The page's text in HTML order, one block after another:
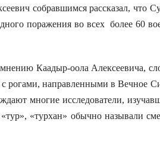
собравшимся рассказал,
поражения во всех более 60
Каадыр-оола Алексеевича,
направленными в Вечное
многие исследователи,
«турхан» обычно называли